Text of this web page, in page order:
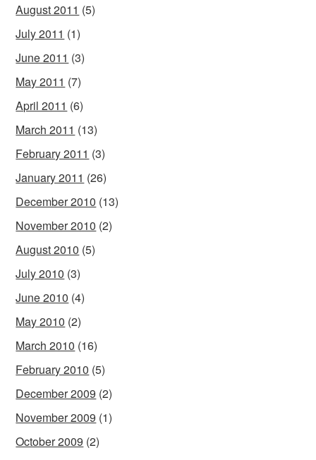
August 2011 (5)
July 2011 (1)
June 2011 (3)
May 2011 (7)
April 2011 (6)
March 2011 (13)
February 2011 (3)
January 2011 (26)
December 2010 (13)
November 2010 (2)
August 2010 (5)
July 2010 (3)
June 2010 (4)
May 2010 (2)
March 2010 (16)
February 2010 (5)
December 2009 (2)
November 2009 (1)
October 2009 (2)